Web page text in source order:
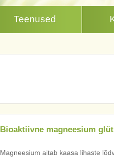
Teenused
Bioaktiivne magneesium
Magneesium aitab kaasa lihaste